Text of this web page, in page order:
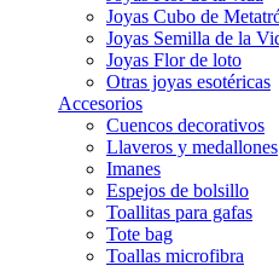
Joyas Cubo de
Joyas Semilla de la
Joyas Flor de loto
Otras joyas esotéricas
Accesorios
Cuencos decorativos
Llaveros y medallones
Imanes
Espejos de bolsillo
Toallitas para gafas
Tote bag
Toallas microfibra